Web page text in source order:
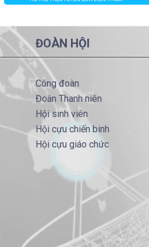
tải:2735
LGĐ T48
Lịch giảng đường tuần 48
lượt xem: 611 | lượt tải:849
ĐOÀN HỘI
Công đoàn
Đoàn Thanh niên
Hội sinh viên
Hội cựu chiến binh
Hội cựu giáo chức